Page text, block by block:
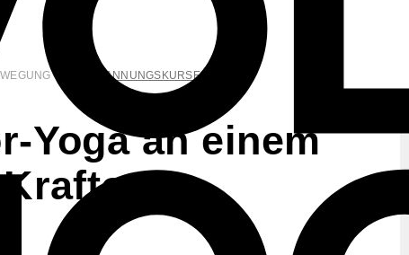
ENTSPANNUNGSKURSE IN BERN
Yoga an einem